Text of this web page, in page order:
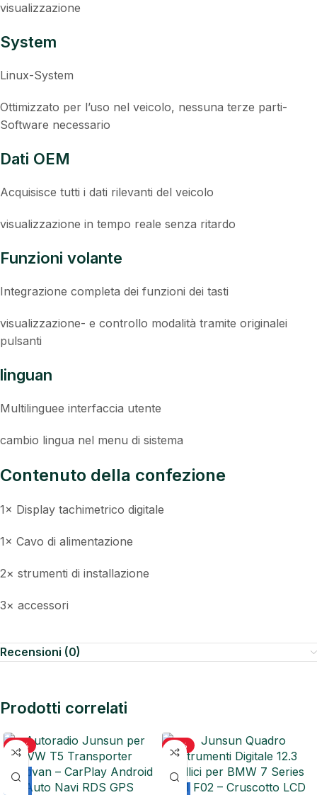
visualizzazione
System
Linux-System
Ottimizzato per l’uso nel veicolo, nessuna terze parti-
Software necessario
Dati OEM
Acquisisce tutti i dati rilevanti del veicolo
visualizzazione in tempo reale senza ritardo
Funzioni volante
Integrazione completa dei funzioni dei tasti
visualizzazione- e controllo modalità tramite originalei
pulsanti
linguan
Multilinguee interfaccia utente
cambio lingua nel menu di sistema
Contenuto della confezione
1× Display tachimetrico digitale
1× Cavo di alimentazione
2× strumenti di installazione
3× accessori
Recensioni (0)
Prodotti correlati
-19% -17%